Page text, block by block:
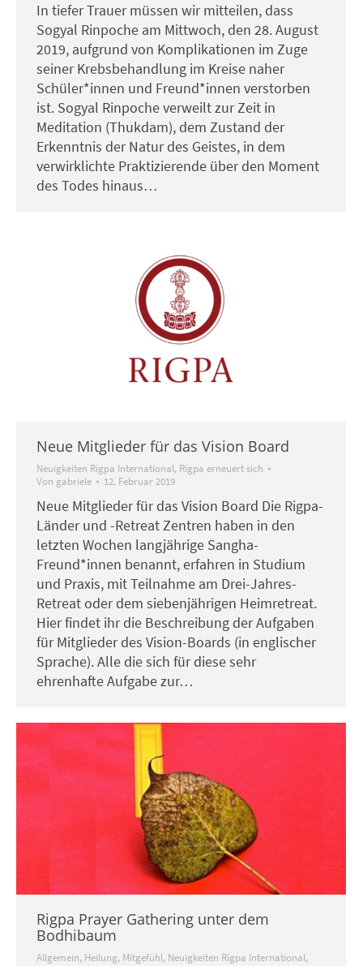
In tiefer Trauer müssen wir mitteilen, dass
Sogyal Rinpoche am Mittwoch, den 28. August
2019, aufgrund von Komplikationen im Zuge
seiner Krebsbehandlung im Kreise naher
Schüler*innen und Freund*innen verstorben
ist. Sogyal Rinpoche verweilt zur Zeit in
Meditation (Thukdam), dem Zustand der
Erkenntnis der Natur des Geistes, in dem
verwirklichte Praktizierende über den Moment
des Todes hinaus…
Neue Mitglieder für das Vision Board
Neuigkeiten Rigpa International, Rigpa erneuert sich
Von gabriele 12. Februar 2019
Neue Mitglieder für das Vision Board Die Rigpa-
Länder und -Retreat Zentren haben in den
letzten Wochen langjährige Sangha-
Freund*innen benannt, erfahren in Studium
und Praxis, mit Teilnahme am Drei-Jahres-
Retreat oder dem siebenjährigen Heimretreat.
Hier findet ihr die Beschreibung der Aufgaben
für Mitglieder des Vision-Boards (in englischer
Sprache). Alle die sich für diese sehr
ehrenhafte Aufgabe zur…
Rigpa Prayer Gathering unter dem
Bodhibaum
Allgemein, Heilung, Mitgefühl, Neuigkeiten Rigpa International,